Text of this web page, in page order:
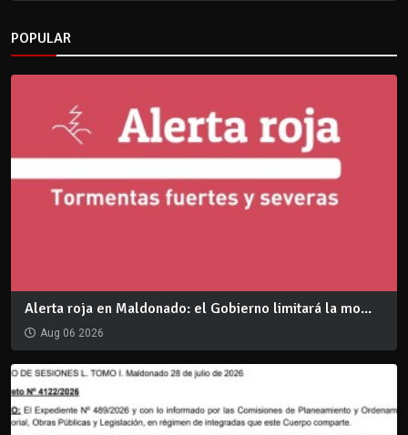
POPULAR
Alerta roja en Maldonado: el Gobierno limitará la mo...
Aug 06 2026